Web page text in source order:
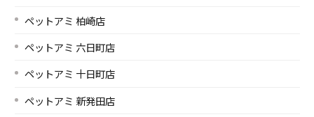
ペットアミ 柏崎店
ペットアミ 六日町店
ペットアミ 十日町店
ペットアミ 新発田店